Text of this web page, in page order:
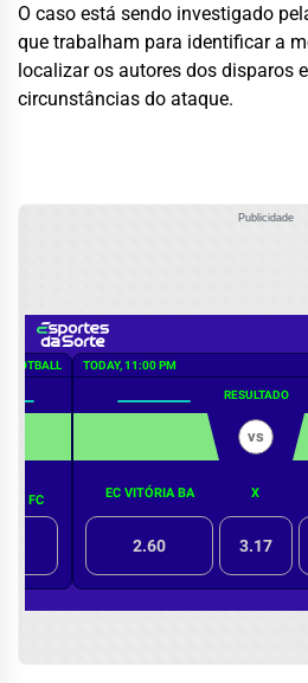
O caso está sendo investigado
que trabalham para identificar a
localizar os autores dos disparos
circunstâncias do ataque.
Publicidade